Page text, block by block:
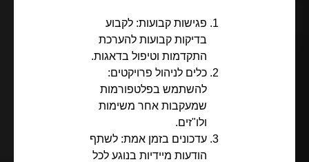
פגישות קבועות: לקבוע
בדיקות קבועות להערכת
התקדמות וטיפול בדאגות.
כלים לניהול פרויקטים:
להשתמש בפלטפורמות
שמעקבות אחר משימות
ולו"זים.
עדכונים בזמן אמת: לשתף
הודעות מיידיות בנוגע לכל